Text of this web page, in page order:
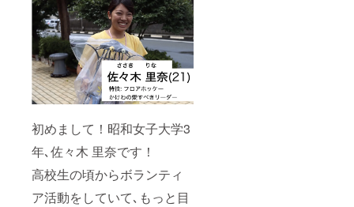
初めまして！昭和女子大学3
年､佐々木 里奈です！
高校生の頃からボランティ
ア活動をしていて､もっと目